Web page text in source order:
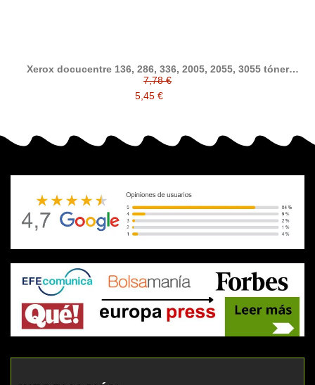
Xerox docucentre 136, 286, 336, 2005, 2055, 3055 tóner
compatible
7,78 €
5,45 €